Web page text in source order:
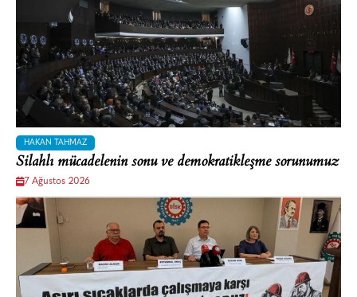
HAKAN TAHMAZ
Silahlı mücadelenin sonu ve demokratikleşme sorunumuz
7 Ağustos 2026